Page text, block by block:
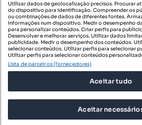
SIGA-NOS:
DESCARREGAR NA:
© 2026 Imovirtual.com, OLX
Utilizar dados de geolocalização precisos. Procurar
do dispositivo para identificação. Compreender os
ou combinações de dados de diferentes fontes.
informações num dispositivo. Medir o desempenho
para personalizar conteúdos. Criar perfis para
Desenvolver e melhorar serviços. Utilizar dados
publicidade. Medir o desempenho dos conteúdos.
selecionar conteúdos. Utilizar perfis para selecionar
Utilizar perfis para selecionar conteúdos
Lista de parceiros (fornecedores)
Aceitar tudo
Aceitar